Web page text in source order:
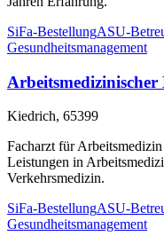
SiFa-BestellungASU-
Gesundheitsmanagement
Arbeitsmedizinischer
Kiedrich, 65399
Facharzt für
Leistungen in
Verkehrsmedizin.
SiFa-BestellungASU-
Gesundheitsmanagement